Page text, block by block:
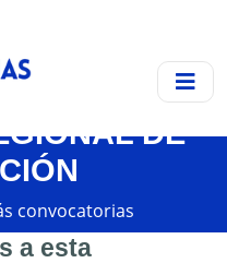
DE
convocatorias
a esta